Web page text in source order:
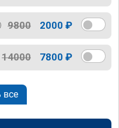
9800 2000 ₽
14000 7800 ₽
все